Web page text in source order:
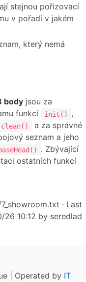
stejnou pořizovací
v pořadí v jakém
který nemá
body jsou za
funkcí
init()
,
clean()
a za správné
seznam a jeho
. Zbývající
ostatních funkcí
· Last
26 10:12 by seredlad
| Operated by IT